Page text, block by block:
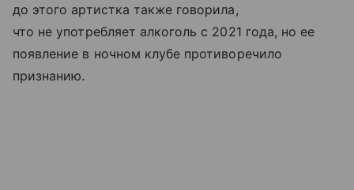
до этого артистка также говорила,
что не употребляет алкоголь с 2021 года, но ее
появление в ночном клубе противоречило
признанию.